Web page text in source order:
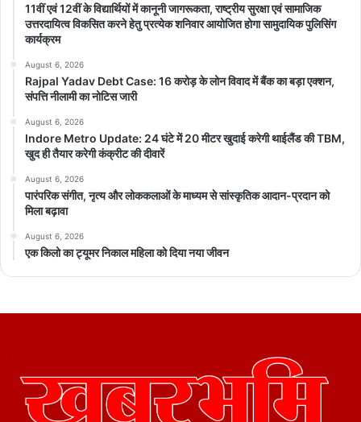
11वीं एवं 12वीं के विद्यार्थियों में कानूनी जागरूकता, राष्ट्रीय सुरक्षा एवं सामाजिक
उत्तरदायित्व विकसित करने हेतु प्रत्येक शनिवार आयोजित होगा सामुदायिक पुलिसिंग
कार्यक्रम
August 6, 2026
Rajpal Yadav Debt Case: 16 करोड़ के लोन विवाद में बैंक का बड़ा एक्शन,
संपत्ति नीलामी का नोटिस जारी
August 6, 2026
Indore Metro Update: 24 घंटे में 20 मीटर खुदाई करेगी थाईलैंड की TBM,
खुद ही तैयार करेगी कंक्रीट की दीवारें
August 6, 2026
पारंपरिक संगीत, नृत्य और लोककलाओं के माध्यम से सांस्कृतिक आदान-प्रदान को
मिला बढ़ावा
August 6, 2026
एक किलो का ट्यूमर निकाल महिला को दिया नया जीवन